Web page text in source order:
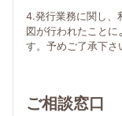
4.発行業務に関し、
図が行われたこと
す。予めご了承下さ
ご相談窓口